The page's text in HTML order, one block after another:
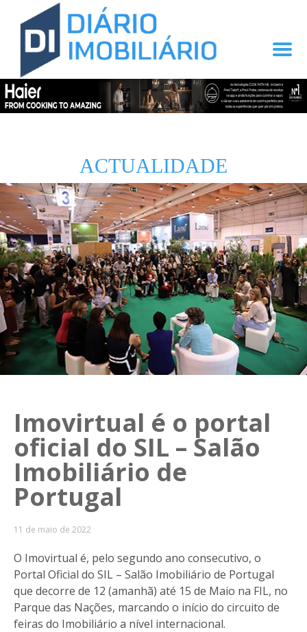
ACTUALIDADE
Imovirtual é o portal
oficial do SIL – Salão
Imobiliário de
Portugal
11 de maio de 2022
O Imovirtual é, pelo segundo ano consecutivo, o
Portal Oficial do SIL – Salão Imobiliário de Portugal
que decorre de 12 (amanhã) até 15 de Maio na FIL, no
Parque das Nações, marcando o início do circuito de
feiras do Imobiliário a nível internacional.